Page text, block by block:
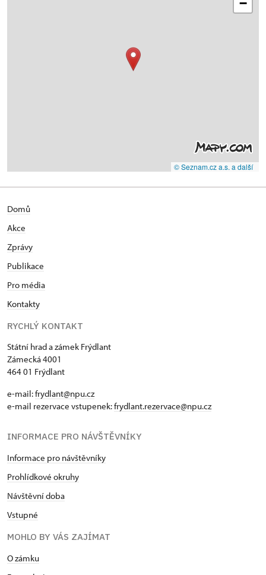
−
© Seznam.cz a.s. a další
Domů
Akce
Zprávy
Publikace
Pro média
Kontakty
RYCHLÝ KONTAKT
Státní hrad a zámek Frýdlant
Zámecká 4001
464 01 Frýdlant
e-mail:frydlant@npu.cz
e-mail rezervace vstupenek:frydlant.rezervace@npu.cz
INFORMACE PRO NÁVŠTĚVNÍKY
Informace pro návštěvníky
Prohlídkové okruhy
Návštěvní doba
Vstupné
MOHLO BY VÁS ZAJÍMAT
O zámku